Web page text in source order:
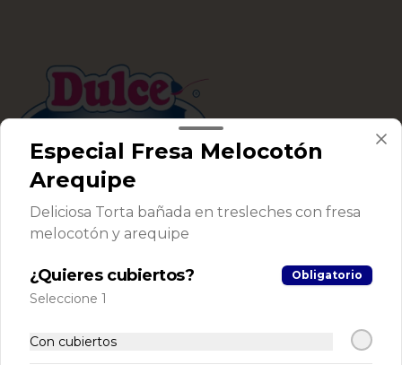
Conócenos
Términos y condiciones
Política de privacidad
Redes sociales
Especial Fresa Melocotón
Arequipe
Deliciosa Torta bañada en tresleches con fresa
melocotón y arequipe
¿Quieres cubiertos? Obligatorio
Seleccione 1
Con cubiertos